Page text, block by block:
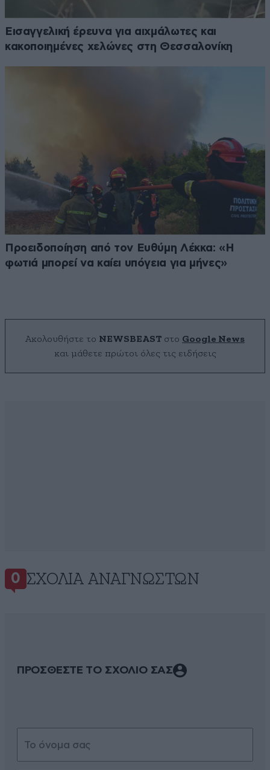
Εισαγγελική έρευνα για αιχμάλωτες και
κακοποιημένες χελώνες στη Θεσσαλονίκη
Προειδοποίηση από τον Ευθύμη Λέκκα: «Η
φωτιά μπορεί να καίει υπόγεια για μήνες»
Ακολουθήστε το NEWSBEAST στο Google News
και μάθετε πρώτοι όλες τις ειδήσεις
0 ΣΧΌΛΙΑ ΑΝΑΓΝΩΣΤΏΝ
ΠΡΟΣΘΕΣΤΕ ΤΟ ΣΧΟΛΙΟ ΣΑΣ